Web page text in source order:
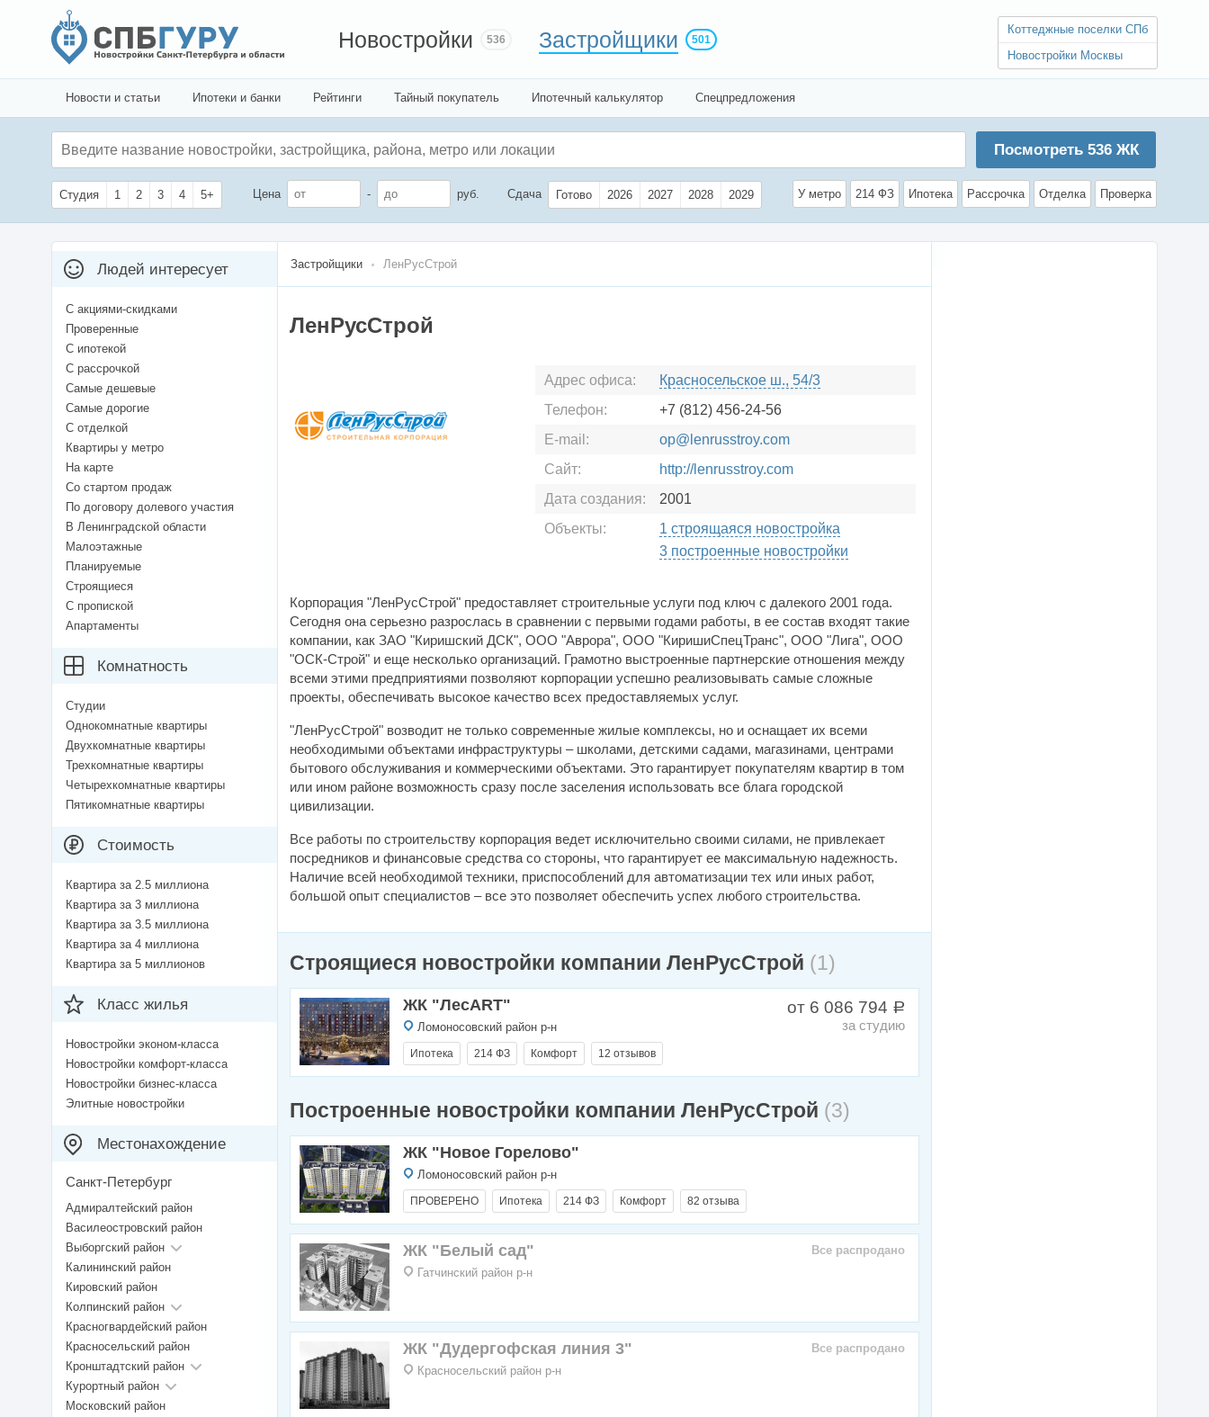
Новостройки 536 Застройщики 501
Коттеджные поселки СПб
Новостройки Москвы
Новости и статьи Ипотеки и банки Рейтинги Тайный покупатель Ипотечный калькулятор Спецпредложения
Посмотреть 536ЖК
Студия 1 2 3 4 5+ Цена - руб. Сдача Готово 2026 2027 2028 2029 У метро 214 ФЗ Ипотека Рассрочка Отделка Проверка
Застройщики ЛенРусСтрой
ЛенРусСтрой
Адрес офиса:
Красносельское ш., 54/3
Телефон:
+7 (812) 456-24-56
E-mail:
op@lenrusstroy.com
Сайт:
http://lenrusstroy.com
Дата создания:
2001
Объекты:
1 строящаяся новостройка
3 построенные новостройки
Корпорация "ЛенРусСтрой" предоставляет строительные услуги под ключ с далекого 2001 года.
Сегодня она серьезно разрослась в сравнении с первыми годами работы, в ее состав входят такие
компании, как ЗАО "Киришский ДСК", ООО "Аврора", ООО "КиришиСпецТранс", ООО "Лига", ООО
"ОСК-Строй" и еще несколько организаций. Грамотно выстроенные партнерские отношения между
всеми этими предприятиями позволяют корпорации успешно реализовывать самые сложные
проекты, обеспечивать высокое качество всех предоставляемых услуг.
"ЛенРусСтрой" возводит не только современные жилые комплексы, но и оснащает их всеми
необходимыми объектами инфраструктуры – школами, детскими садами, магазинами, центрами
бытового обслуживания и коммерческими объектами. Это гарантирует покупателям квартир в том
или ином районе возможность сразу после заселения использовать все блага городской
цивилизации.
Все работы по строительству корпорация ведет исключительно своими силами, не привлекает
посредников и финансовые средства со стороны, что гарантирует ее максимальную надежность.
Наличие всей необходимой техники, приспособлений для автоматизации тех или иных работ,
большой опыт специалистов – все это позволяет обеспечить успех любого строительства.
Строящиеся новостройки компании ЛенРусСтрой (1)
от 6 086 794 a
за студию
ЖК "ЛесART"
Ломоносовский район р-н
Ипотека 214 ФЗ Комфорт 12 отзывов
Построенные новостройки компании ЛенРусСтрой (3)
ЖК "Новое Горелово"
Ломоносовский район р-н
ПРОВЕРЕНО Ипотека 214 ФЗ Комфорт 82 отзыва
ЖК "Белый сад"
Все распродано
Гатчинский район р-н
ЖК "Дудергофская линия 3"
Все распродано
Красносельский район р-н
Людей интересует
С акциями-скидками
Проверенные
С ипотекой
С рассрочкой
Самые дешевые
Самые дорогие
С отделкой
Квартиры у метро
На карте
Со стартом продаж
По договору долевого участия
В Ленинградской области
Малоэтажные
Планируемые
Строящиеся
С пропиской
Апартаменты
Комнатность
Студии
Однокомнатные квартиры
Двухкомнатные квартиры
Трехкомнатные квартиры
Четырехкомнатные квартиры
Пятикомнатные квартиры
Стоимость
Квартира за 2.5 миллиона
Квартира за 3 миллиона
Квартира за 3.5 миллиона
Квартира за 4 миллиона
Квартира за 5 миллионов
Класс жилья
Новостройки эконом-класса
Новостройки комфорт-класса
Новостройки бизнес-класса
Элитные новостройки
Местонахождение
Санкт-Петербург
Адмиралтейский район
Василеостровский район
Выборгский район
Калининский район
Кировский район
Колпинский район
Красногвардейский район
Красносельский район
Кронштадтский район
Курортный район
Московский район